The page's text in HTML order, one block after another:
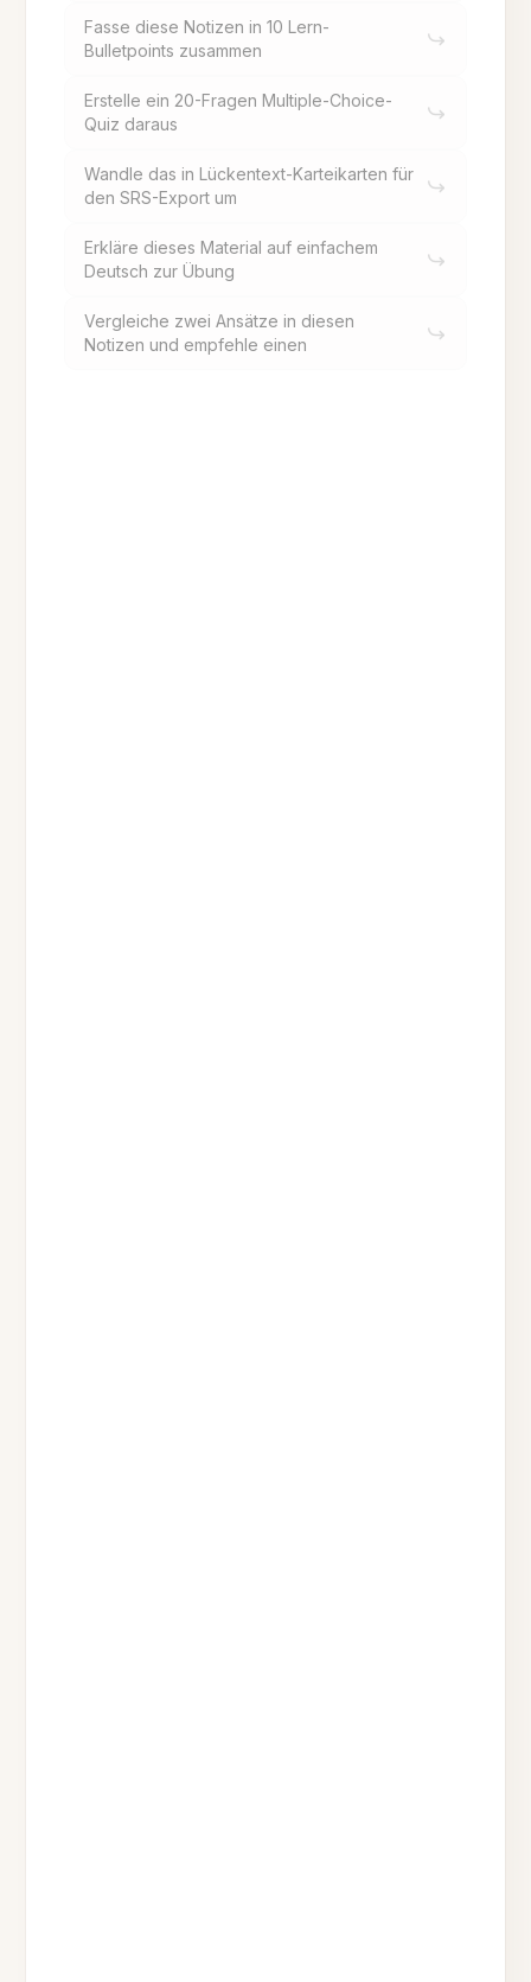
Fasse diese Notizen in 10 Lern-
Bulletpoints zusammen
Erstelle ein 20-Fragen Multiple-Choice-
Quiz daraus
Wandle das in Lückentext-Karteikarten für
den SRS-Export um
Erkläre dieses Material auf einfachem
Deutsch zur Übung
Vergleiche zwei Ansätze in diesen
Notizen und empfehle einen